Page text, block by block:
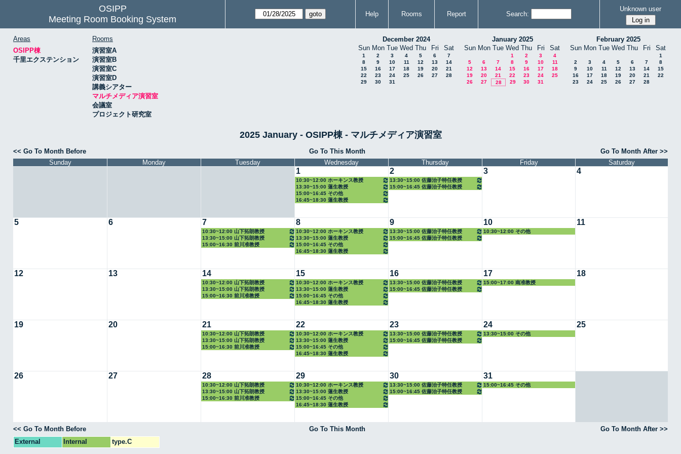
OSIPP
Meeting Room Booking System
Help Rooms Report Search:
Unknown user
Areas
OSIPP棟
千里エクステンション
Rooms
演習室A
演習室B
演習室C
演習室D
講義シアター
マルチメディア演習室
会議室
プロジェクト研究室
December 2024
Sun Mon Tue Wed Thu Fri Sat
1 2 3 4 5 6
7
8
9 10 11 12 13
14
15
16 17 18 19 20
21
22
23 24 25 26 27
28
29
30 31
January 2025
Sun Mon Tue Wed Thu Fri Sat
1 2 3
4
5
6 7 8 9 10
11
12
13 14 15 16 17
18
19
20 21 22 23 24
25
26
27 28 29 30 31
February 2025
Sun Mon Tue Wed Thu Fri Sat
1
2
3 4 5 6 7
8
9
10 11 12 13 14
15
16
17 18 19 20 21
22
23
24 25 26 27 28
2025 January - OSIPP棟 - マルチメディア演習室
<< Go To Month Before Go To This Month
Go To Month After >>
Sunday
Monday Tuesday Wednesday Thursday Friday Saturday
1
10:30~12:00 ホーキンス教授
13:30~15:00 蓮生教授
15:00~16:45 その他
16:45~18:30 蓮生教授
2
13:30~15:00 佐藤治子特任教授
15:00~16:45 佐藤治子特任教授
3 4
5 6 7
10:30~12:00 山下拓朗教授
13:30~15:00 山下拓朗教授
15:00~16:30 前川准教授
8
10:30~12:00 ホーキンス教授
13:30~15:00 蓮生教授
15:00~16:45 その他
16:45~18:30 蓮生教授
9
13:30~15:00 佐藤治子特任教授
15:00~16:45 佐藤治子特任教授
10
10:30~12:00 その他
11
12 13 14
10:30~12:00 山下拓朗教授
13:30~15:00 山下拓朗教授
15:00~16:30 前川准教授
15
10:30~12:00 ホーキンス教授
13:30~15:00 蓮生教授
15:00~16:45 その他
16:45~18:30 蓮生教授
16
13:30~15:00 佐藤治子特任教授
15:00~16:45 佐藤治子特任教授
17
15:00~17:00 南准教授
18
19 20 21
10:30~12:00 山下拓朗教授
13:30~15:00 山下拓朗教授
15:00~16:30 前川准教授
22
10:30~12:00 ホーキンス教授
13:30~15:00 蓮生教授
15:00~16:45 その他
16:45~18:30 蓮生教授
23
13:30~15:00 佐藤治子特任教授
15:00~16:45 佐藤治子特任教授
24
13:30~15:00 その他
25
26 27 28
10:30~12:00 山下拓朗教授
13:30~15:00 山下拓朗教授
15:00~16:30 前川准教授
29
10:30~12:00 ホーキンス教授
13:30~15:00 蓮生教授
15:00~16:45 その他
16:45~18:30 蓮生教授
30
13:30~15:00 佐藤治子特任教授
15:00~16:45 佐藤治子特任教授
31
15:00~16:45 その他
<< Go To Month Before Go To This Month
Go To Month After >>
External
Internal type.C